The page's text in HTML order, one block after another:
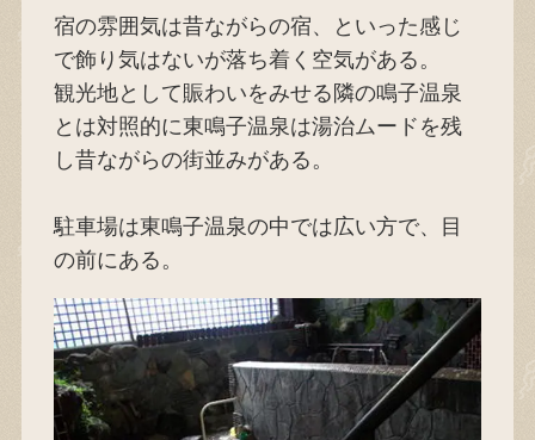
宿の雰囲気は昔ながらの宿、といった感じ
で飾り気はないが落ち着く空気がある。
観光地として賑わいをみせる隣の鳴子温泉
とは対照的に東鳴子温泉は湯治ムードを残
し昔ながらの街並みがある。
駐車場は東鳴子温泉の中では広い方で、目
の前にある。